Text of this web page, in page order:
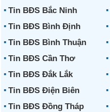
Tin BĐS Bắc Ninh
Tin BĐS Bình Định
Tin BĐS Bình Thuận
Tin BĐS Cần Thơ
Tin BĐS Đắk Lắk
Tin BĐS Điện Biên
Tin BĐS Đồng Tháp